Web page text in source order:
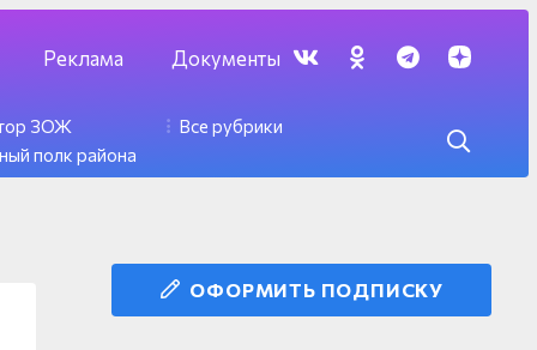
Реклама Документы
ЗОЖ
полк района
Все рубрики
ОФОРМИТЬ ПОДПИСКУ